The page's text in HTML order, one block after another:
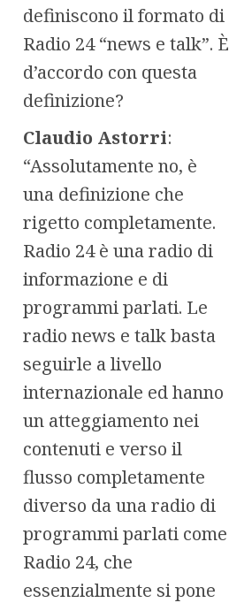
definiscono il formato di
Radio 24 “news e talk”. È
d’accordo con questa
definizione?
Claudio Astorri:
“Assolutamente no, è
una definizione che
rigetto completamente.
Radio 24 è una radio di
informazione e di
programmi parlati. Le
radio news e talk basta
seguirle a livello
internazionale ed hanno
un atteggiamento nei
contenuti e verso il
flusso completamente
diverso da una radio di
programmi parlati come
Radio 24, che
essenzialmente si pone